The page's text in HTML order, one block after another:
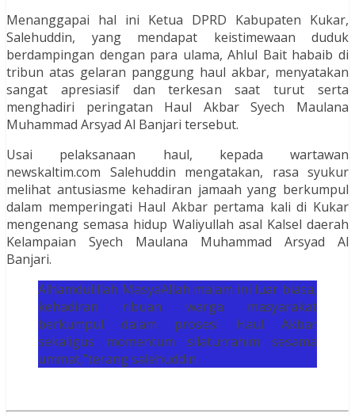
Menanggapai hal ini Ketua DPRD Kabupaten Kukar,
Salehuddin, yang mendapat keistimewaan duduk
berdampingan dengan para ulama, Ahlul Bait habaib di
tribun atas gelaran panggung haul akbar, menyatakan
sangat apresiasif dan terkesan saat turut serta
menghadiri peringatan Haul Akbar Syech Maulana
Muhammad Arsyad Al Banjari tersebut.
Usai pelaksanaan haul, kepada wartawan
newskaltim.com Salehuddin mengatakan, rasa syukur
melihat antusiasme kehadiran jamaah yang berkumpul
dalam memperingati Haul Akbar pertama kali di Kukar
mengenang semasa hidup Waliyullah asal Kalsel daerah
Kelampaian Syech Maulana Muhammad Arsyad Al
Banjari.
Alhamdulillah MasyaAllah malam ini luar biasa,
kehadiran ribuan warga masyarakat
berkumpul dalam prosesi Haul Akbar
sekaligus momentum silaturrahim sesama
ummat,”terang salehuddin.